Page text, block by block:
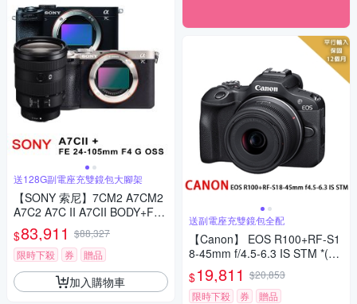
送128G副電座充雙鏡包大腳架
【SONY 索尼】7CM2 A7CM2
A7C2 A7C II A7CII BODY+FE2
4-105mm G變焦鏡(*(中文平輸)
$83,911 $88,327
限時下殺
券 贈品
加入購物車
送副電座充雙鏡包全配
【Canon】 EOS R100+RF-S1
8-45mm f/4.5-6.3 IS STM *(平
行輸入)
$19,811 $20,853
限時下殺
券 贈品